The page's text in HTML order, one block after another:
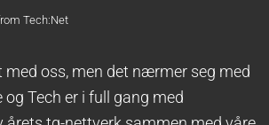
Tech:Net
med oss, men det nærmer seg med
Tech er i full gang med